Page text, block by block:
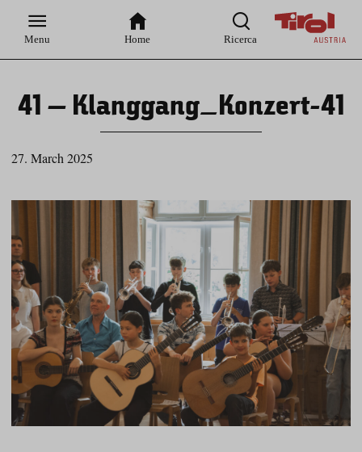
Hauptnavigation
Inhaltsbereich
Menu Home Ricerca
41 – Klanggang_Konzert-41
27. March 2025